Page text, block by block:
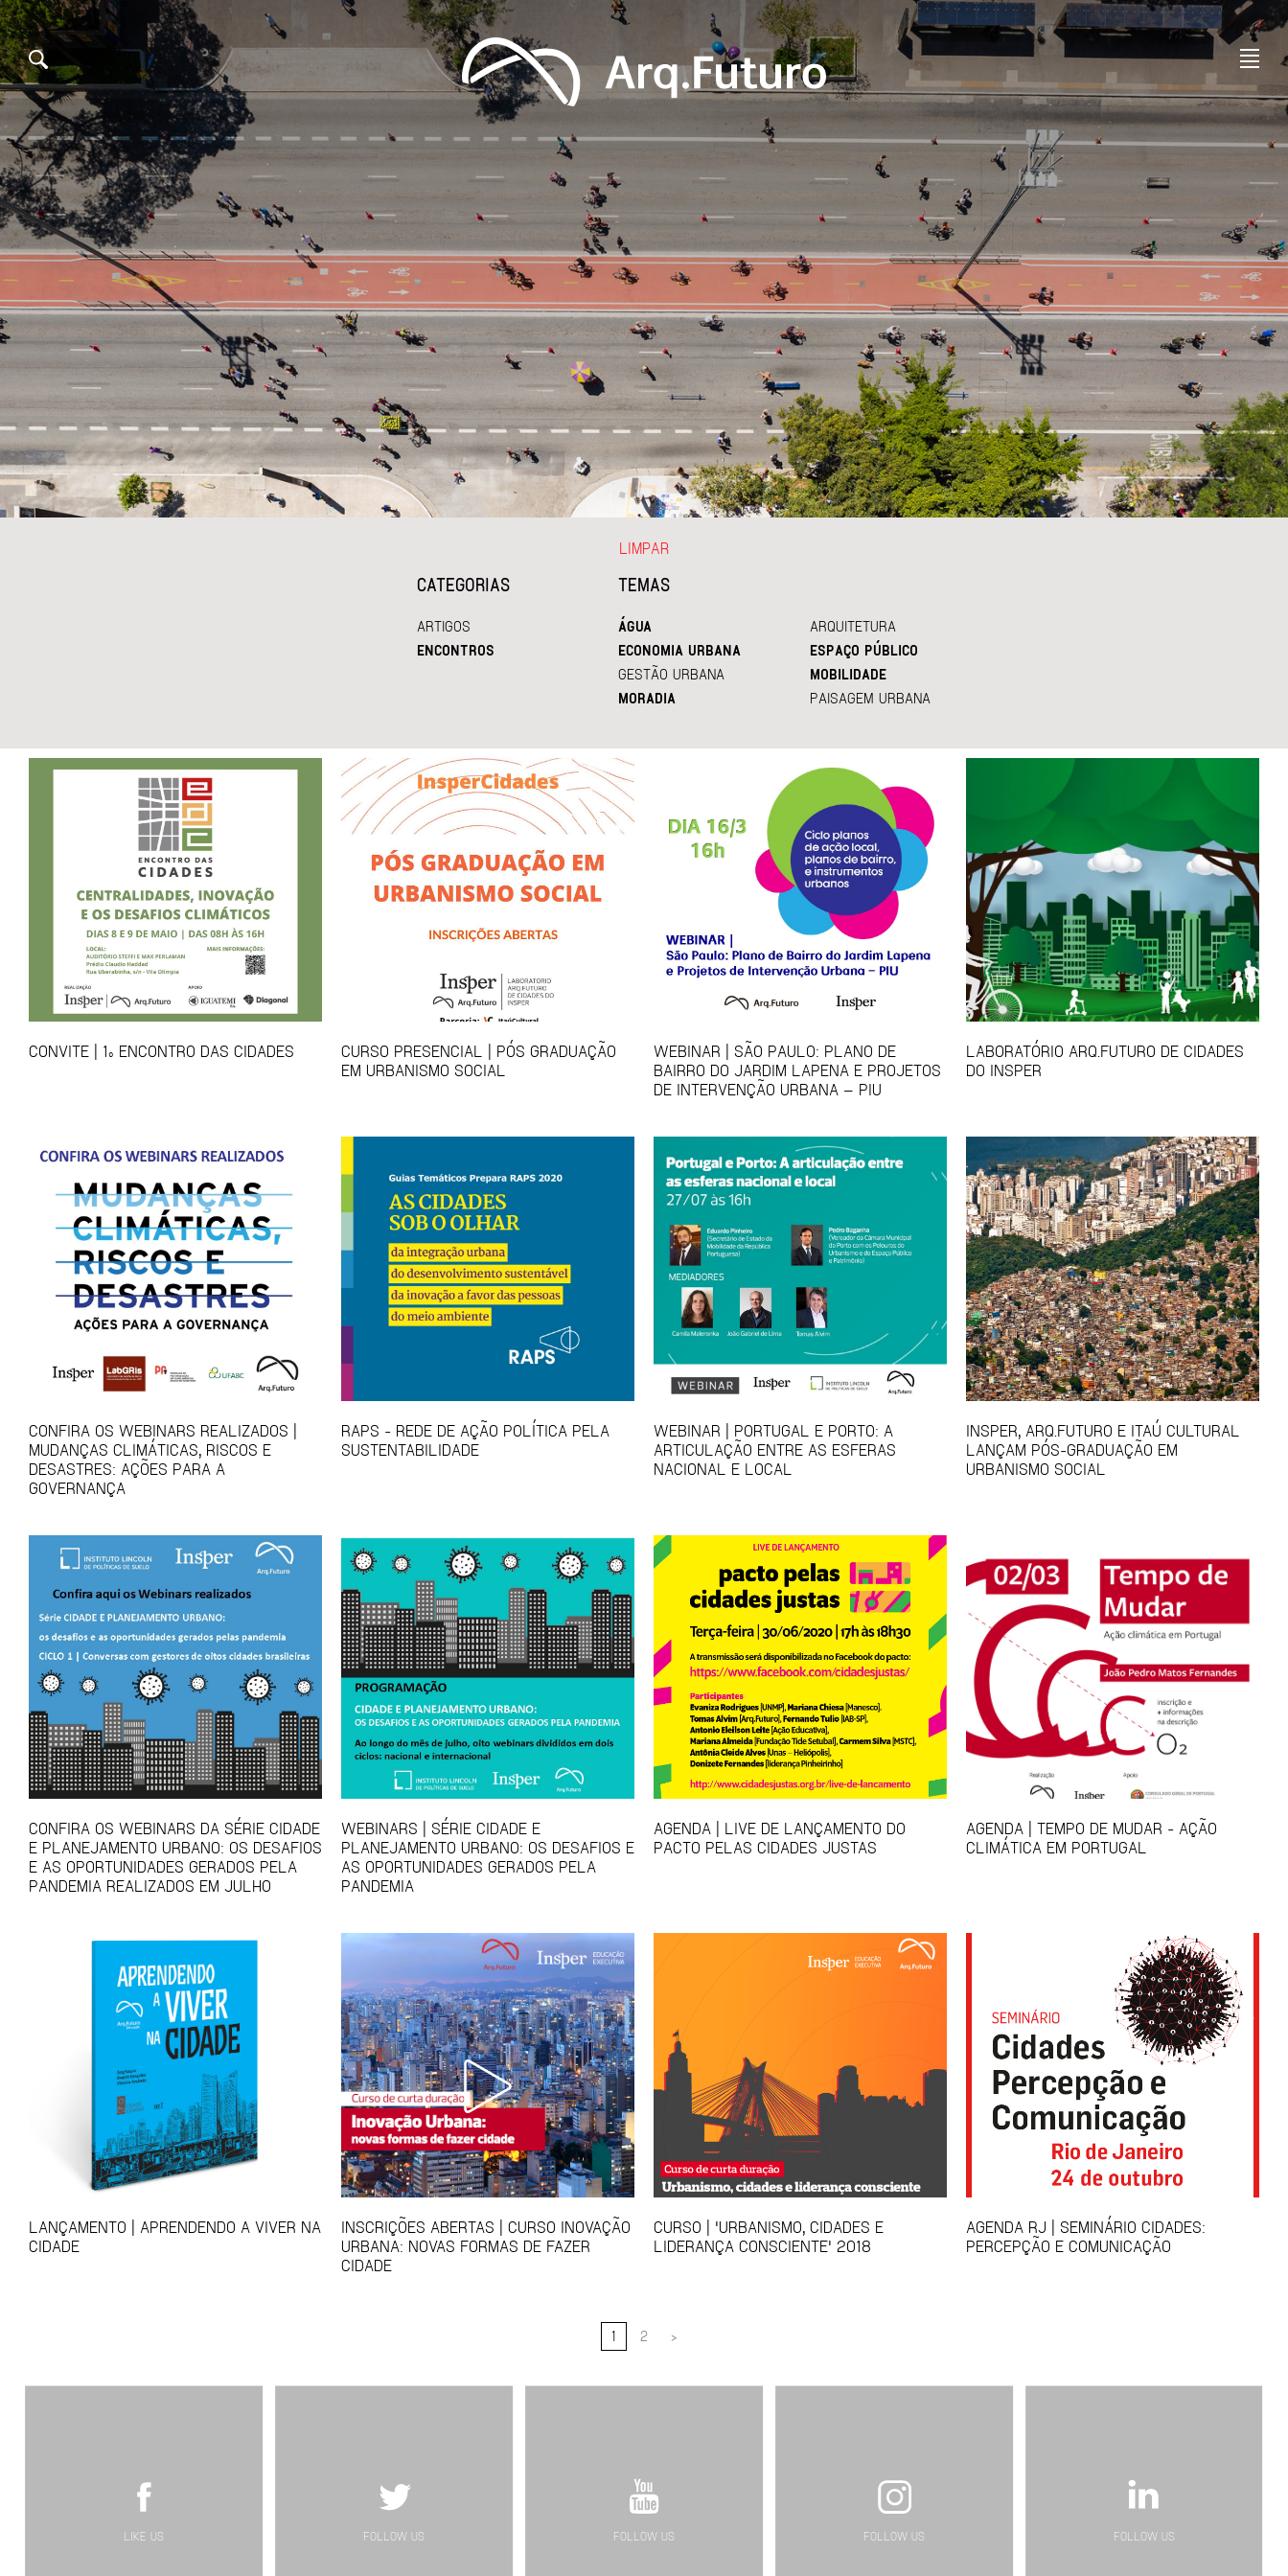
CATEGORIAS
ARTIGOS
ENCONTROS
TEMAS
ÁGUA
ARQUITETURA
ECONOMIA URBANA
ESPAÇO PÚBLICO
GESTÃO URBANA
MOBILIDADE
MORADIA
PAISAGEM URBANA
LIMPAR
CONVITE | 1º ENCONTRO DAS CIDADES
CURSO PRESENCIAL | PÓS GRADUAÇÃO
EM URBANISMO SOCIAL
WEBINAR | SÃO PAULO: PLANO DE
BAIRRO DO JARDIM LAPENA E PROJETOS
DE INTERVENÇÃO URBANA – PIU
LABORATÓRIO ARQ.FUTURO DE CIDADES
DO INSPER
CONFIRA OS WEBINARS REALIZADOS |
MUDANÇAS CLIMÁTICAS, RISCOS E
DESASTRES: AÇÕES PARA A
GOVERNANÇA
RAPS - REDE DE AÇÃO POLÍTICA PELA
SUSTENTABILIDADE
WEBINAR | PORTUGAL E PORTO: A
ARTICULAÇÃO ENTRE AS ESFERAS
NACIONAL E LOCAL
INSPER, ARQ.FUTURO E ITAÚ CULTURAL
LANÇAM PÓS-GRADUAÇÃO EM
URBANISMO SOCIAL
CONFIRA OS WEBINARS DA SÉRIE CIDADE
E PLANEJAMENTO URBANO: OS DESAFIOS
E AS OPORTUNIDADES GERADOS PELA
PANDEMIA REALIZADOS EM JULHO
WEBINARS | SÉRIE CIDADE E
PLANEJAMENTO URBANO: OS DESAFIOS E
AS OPORTUNIDADES GERADOS PELA
PANDEMIA
AGENDA | LIVE DE LANÇAMENTO DO
PACTO PELAS CIDADES JUSTAS
AGENDA | TEMPO DE MUDAR - AÇÃO
CLIMÁTICA EM PORTUGAL
LANÇAMENTO | APRENDENDO A VIVER NA
CIDADE
INSCRIÇÕES ABERTAS | CURSO INOVAÇÃO
URBANA: NOVAS FORMAS DE FAZER
CIDADE
CURSO | 'URBANISMO, CIDADES E
LIDERANÇA CONSCIENTE' 2018
AGENDA RJ | SEMINÁRIO CIDADES:
PERCEPÇÃO E COMUNICAÇÃO
1 2 >
LIKE US FOLLOW US FOLLOW US FOLLOW US FOLLOW US